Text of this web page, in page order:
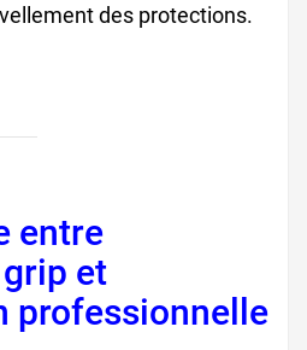
des protections.
entre
et
professionnelle